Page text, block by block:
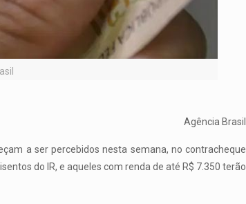
Agência Brasil
a ser percebidos nesta semana, no contracheque
do IR, e aqueles com renda de até R$ 7.350 terão